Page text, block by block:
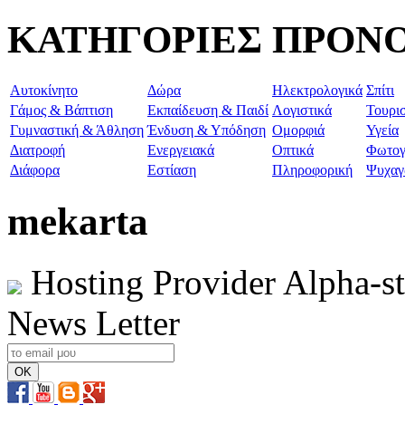
ΚΑΤΗΓΟΡΙΕΣ
Aυτοκίνητο Δώρα Ηλεκτρολογικά Σπίτι
Γάμος & Βάπτιση
Εκπαίδευση & Παιδί Λογιστικά
Γυμναστική & Άθληση Ένδυση & Υπόδηση Ομορφιά
Υγεία
Διατροφή
Ενεργειακά Οπτικά
Διάφορα
Εστίαση Πληροφορική
mekarta
Hosting Provider Alpha-
News Letter